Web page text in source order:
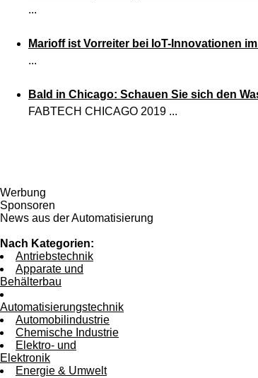
...
Marioff ist Vorreiter bei IoT-Innovationen
...
Bald in Chicago: Schauen Sie sich den
FABTECH CHICAGO 2019 ...
Werbung
Sponsoren
News aus der Automatisierung
Nach Kategorien:
Antriebstechnik
Apparate und
Behälterbau
Automatisierungstechnik
Automobilindustrie
Chemische Industrie
Elektro- und
Elektronik
Energie & Umwelt